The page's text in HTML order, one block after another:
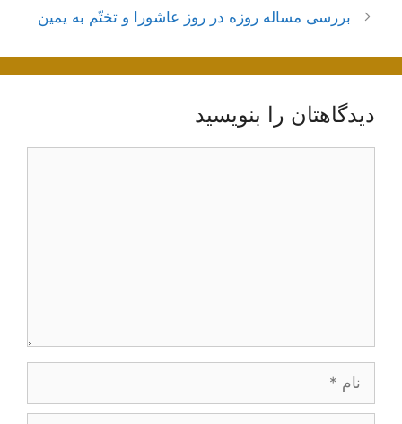
بررسی مساله روزه در روز عاشورا و تختّم به یمین
دیدگاهتان را بنویسید